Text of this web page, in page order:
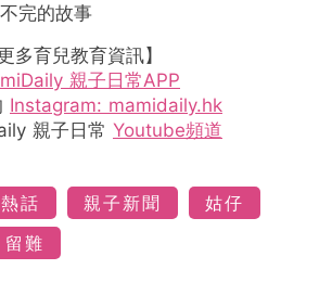
完的故事
多育兒教育資訊】
親子日常APP
Instagram: mamidaily.hk
親子日常 Youtube頻道
話 親子新聞
姑仔
留難